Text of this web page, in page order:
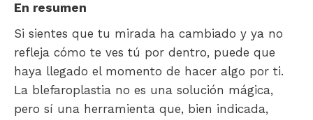
En resumen
Si sientes que tu mirada ha cambiado y ya no
refleja cómo te ves tú por dentro, puede que
haya llegado el momento de hacer algo por ti.
La blefaroplastia no es una solución mágica,
pero sí una herramienta que, bien indicada,